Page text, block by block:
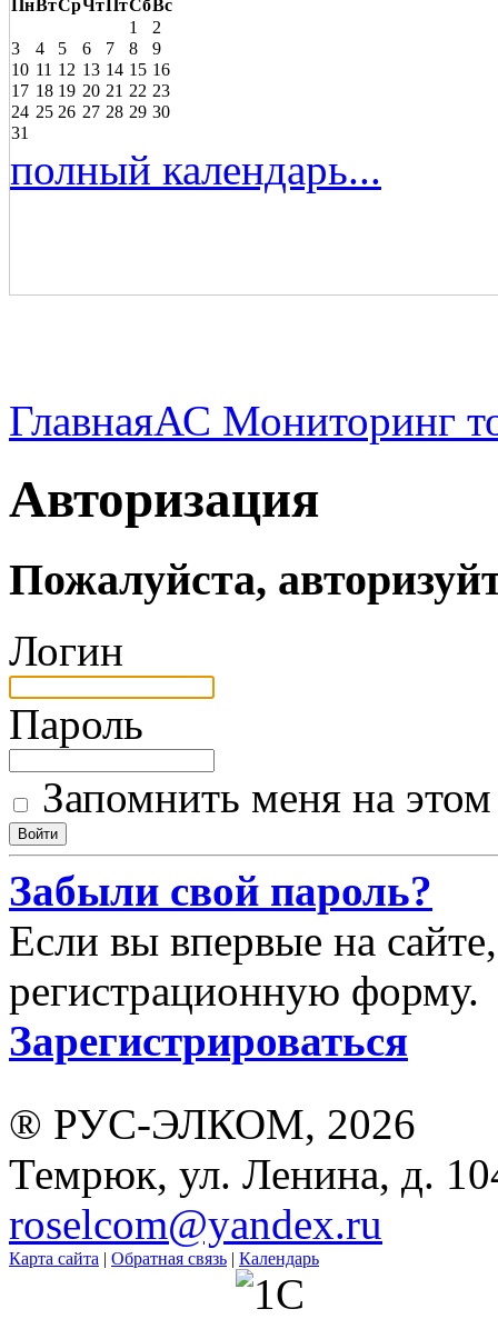
Пн ВтСрЧт ПтСб Вс
1
2
3
4 5 6 7 8
9
10 11 12 13 14 15 16
17 18 19 20 21 22 23
24 25 26 27 28 29 30
31
полный календарь...
ГлавнаяАС Мониторинг
Авторизация
Пожалуйста,
Логин
Пароль
Запомнить меня на
Забыли свой пароль?
Если вы впервые на
регистрационную форму.
Зарегистрироваться
® РУС-ЭЛКОМ, 2026
Темрюк, ул. Ленина, д.
roselcom@yandex.ru
Карта сайта | Обратная связь | Календарь